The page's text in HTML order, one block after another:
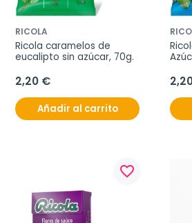
RICOLA
Ricola caramelos de
eucalipto sin azúcar, 70g.
2,20 €
Añadir al carrito
favorite_border